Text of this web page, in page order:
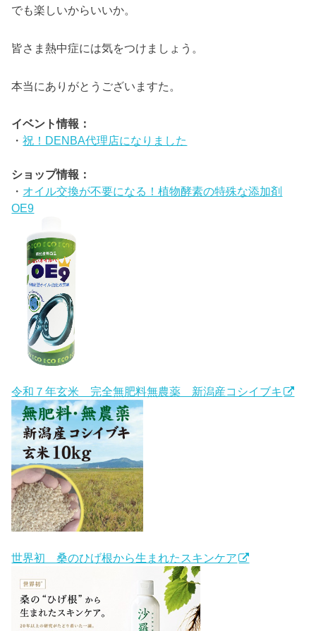
でも楽しいからいいか。
皆さま熱中症には気をつけましょう。
本当にありがとうございますた。
イベント情報：
・祝！DENBA代理店になりました
ショップ情報：
・ オイル交換が不要になる！植物酵素の特殊な添加剤
OE9
令和７年玄米 完全無肥料無農薬 新潟産コシイブキ
世界初 桑のひげ根から生まれたスキンケア